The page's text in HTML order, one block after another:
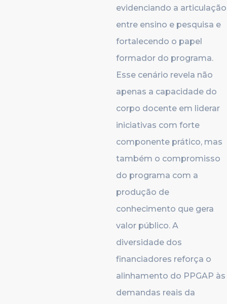
evidenciando a articulação
entre ensino e pesquisa e
fortalecendo o papel
formador do programa.
Esse cenário revela não
apenas a capacidade do
corpo docente em liderar
iniciativas com forte
componente prático, mas
também o compromisso
do programa com a
produção de
conhecimento que gera
valor público. A
diversidade dos
financiadores reforça o
alinhamento do PPGAP às
demandas reais da